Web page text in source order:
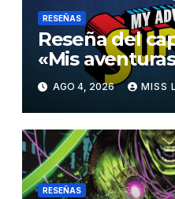
RESEÑAS
Reseña del
«Mis
Superman»
AGO 4, 2026 MISS
RESEÑAS